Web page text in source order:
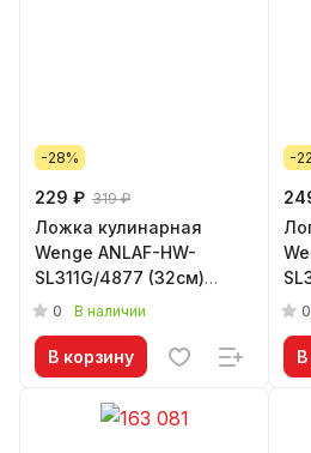
-28%
229 ₽ 319 ₽
Ложка кулинарная
Wenge ANLAF-HW-
SL311G/4877 (32см)
силикон/дерево
0 В наличии
В корзину
-
0
В